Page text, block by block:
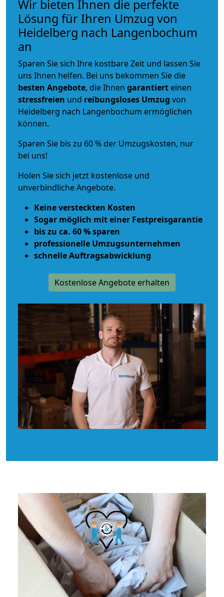
Wir bieten Ihnen die perfekte
Lösung für Ihren Umzug von
Heidelberg nach Langenbochum
an
Sparen Sie sich Ihre kostbare Zeit und lassen Sie
uns Ihnen helfen. Bei uns bekommen Sie die
besten Angebote, die Ihnen garantiert einen
stressfreien und reibungsloses Umzug von
Heidelberg nach Langenbochum ermöglichen
können.
Sparen Sie bis zu 60 % der Umzugskosten, nur
bei uns!
Holen Sie sich jetzt kostenlose und
unverbindliche Angebote.
Keine versteckten Kosten
Sogar möglich mit einer Festpreisgarantie
bis zu ca. 60 % sparen
professionelle Umzugsunternehmen
schnelle Auftragsabwicklung
Kostenlose Angebote erhalten